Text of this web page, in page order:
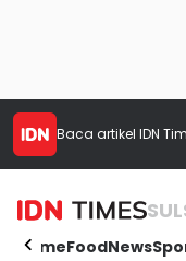
Baca artikel IDN
HomeFoodNews